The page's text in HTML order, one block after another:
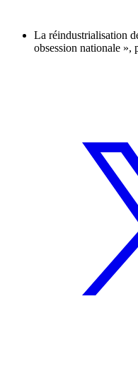
La réindustrialisation
obsession nationale »,